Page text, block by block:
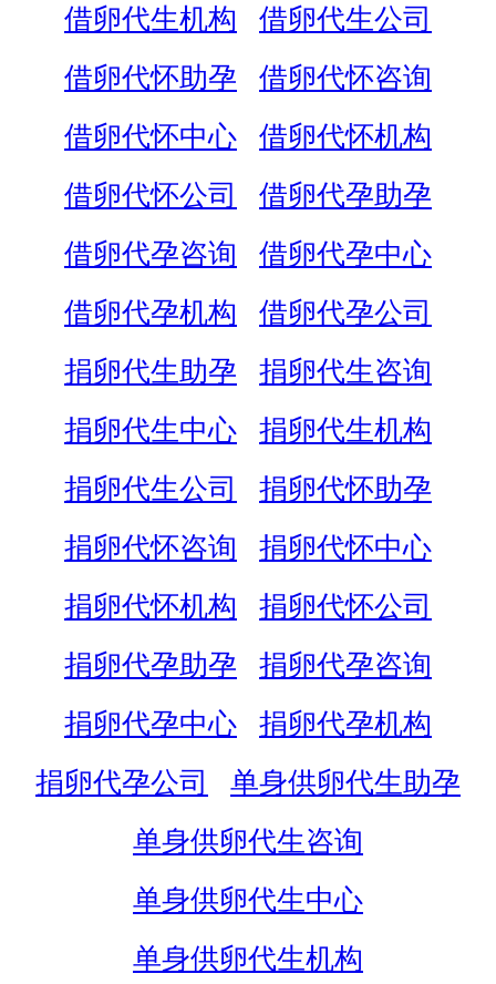
借卵代生机构
借卵代生公司
借卵代怀助孕
借卵代怀咨询
借卵代怀中心
借卵代怀机构
借卵代怀公司
借卵代孕助孕
借卵代孕咨询
借卵代孕中心
借卵代孕机构
借卵代孕公司
捐卵代生助孕
捐卵代生咨询
捐卵代生中心
捐卵代生机构
捐卵代生公司
捐卵代怀助孕
捐卵代怀咨询
捐卵代怀中心
捐卵代怀机构
捐卵代怀公司
捐卵代孕助孕
捐卵代孕咨询
捐卵代孕中心
捐卵代孕机构
捐卵代孕公司
单身供卵代生助孕
单身供卵代生咨询
单身供卵代生中心
单身供卵代生机构